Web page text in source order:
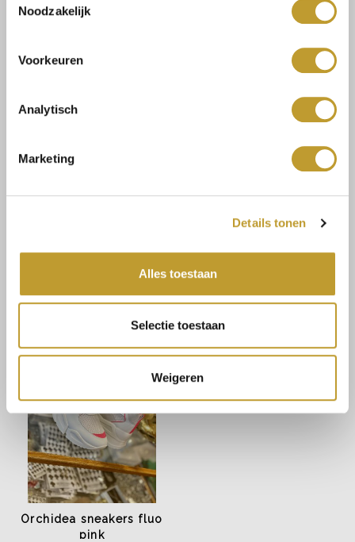
Noodzakelijk
Voorkeuren
Analytisch
Marketing
Details tonen
Alles toestaan
Selectie toestaan
Weigeren
STEVE MADDEN
Maxilla-S sneaker BLACK /
STEVE MADDEN
Elora sneaker LEOPARD
Match-RE sneaker IRISH
€109,99
Raised cupsole sneaker
€42,00 €139,99
Orchidea sneakers fluo
pink